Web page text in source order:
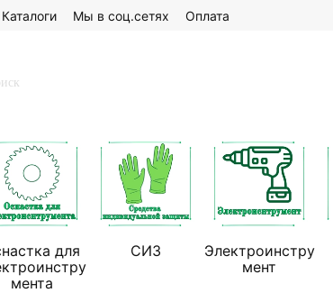
Каталоги Мы в соц.сетях Оплата
для
мента
СИЗ
Электроинстру
мент